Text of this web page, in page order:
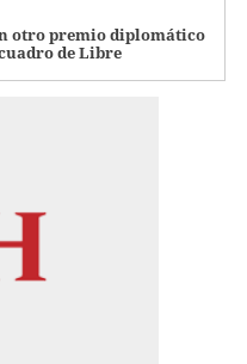
otro premio diplomático
de Libre